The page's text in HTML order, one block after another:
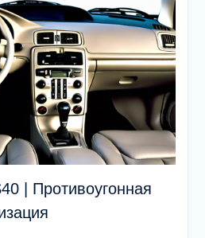
| Противоугонная